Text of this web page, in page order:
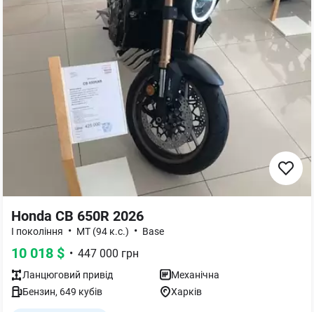
Honda CB 650R 2026
I покоління • MT (94 к.с.) • Base
10 018 $ • 447 000 грн
Ланцюговий привід
Механічна
Бензин, 649 кубів Харків